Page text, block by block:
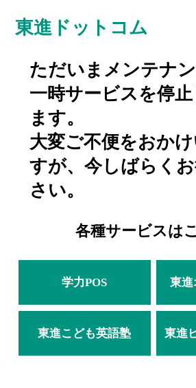
東進ドットコム
ただいまメンテナ
一時サービスを停
ます。
大変ご不便をおか
すが、今しばらく
さい。
各種サービスは
学力POS 東進
東進こども英語塾 東進